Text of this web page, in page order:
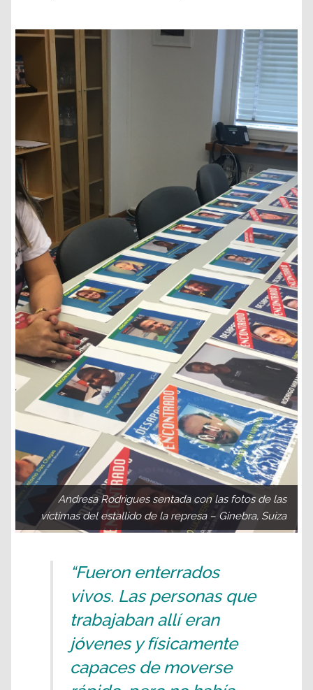
Andresa Rodrigues sentada con las fotos de las
víctimas del estallido de la represa – Ginebra, Suiza
“Fueron enterrados
vivos. Las personas que
trabajaban allí eran
jóvenes y físicamente
capaces de moverse